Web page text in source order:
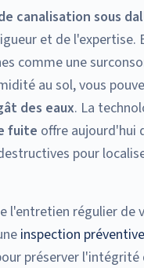
canalisation sous
et de l'expertise.
comme une
au sol, vous
des eaux. La
fuite offre aujourd'hui
pour
l'entretien régulier de
inspection préventive
préserver